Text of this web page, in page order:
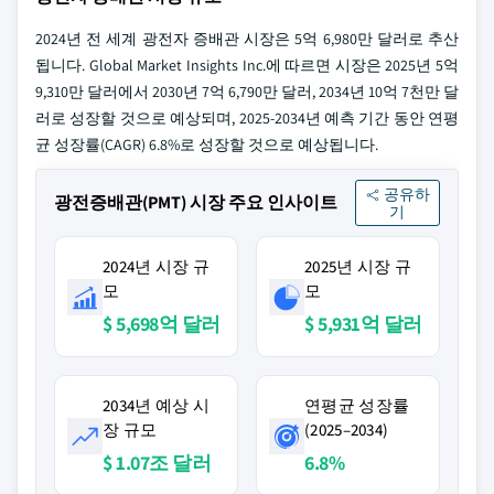
2024년 전 세계 광전자 증배관 시장은 5억 6,980만 달러로 추산
됩니다. Global Market Insights Inc.에 따르면 시장은 2025년 5억
9,310만 달러에서 2030년 7억 6,790만 달러, 2034년 10억 7천만 달
러로 성장할 것으로 예상되며, 2025-2034년 예측 기간 동안 연평
균 성장률(CAGR) 6.8%로 성장할 것으로 예상됩니다.
광전증배관(PMT) 시장 주요 인사이트
공유하
기
2024년 시장 규
모
$ 5,698억 달러
2025년 시장 규
모
$ 5,931억 달러
2034년 예상 시
장 규모
$ 1.07조 달러
연평균 성장률
(2025–2034)
6.8%